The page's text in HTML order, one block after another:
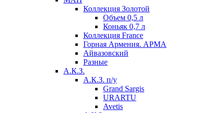
Коллекция Золотой
Объем 0,5 л
Коньяк 0,7 л
Коллекция France
Горная Армения. АРМА
Айвазовский
Разные
А.К.З.
А.К.З. п/у
Grand Sargis
URARTU
Avetis